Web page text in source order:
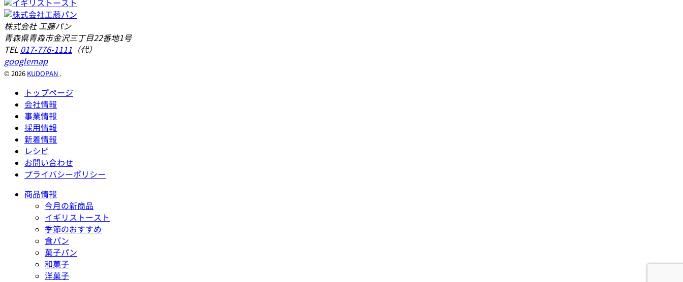
株式会社 工藤パン
青森県青森市金沢三丁目22番地1号
TEL 017-776-1111 （代）
googlemap
© 2026 KUDOPAN .
トップページ
会社情報
事業情報
採用情報
新着情報
レシピ
お問い合わせ
プライバシーポリシー
商品情報
今月の新商品
イギリストースト
季節のおすすめ
食パン
菓子パン
和菓子
洋菓子